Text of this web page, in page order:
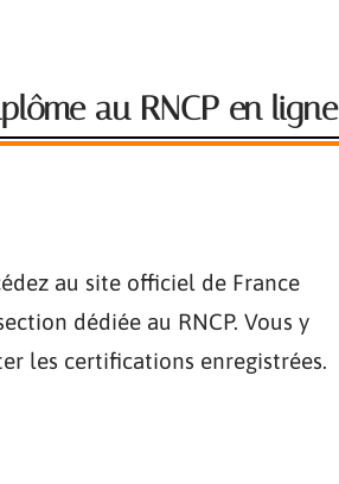
au RNCP en ligne
au site officiel de France
dédiée au RNCP. Vous y
les certifications enregistrées.